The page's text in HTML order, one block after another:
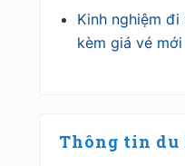
Kinh nghiệm đi
kèm giá vé
Thông tin du